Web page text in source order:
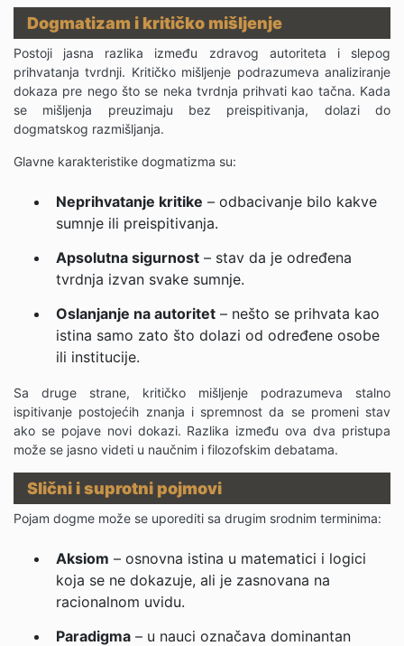
Dogmatizam i kritičko mišljenje
Postoji jasna razlika između zdravog autoriteta i slepog
prihvatanja tvrdnji. Kritičko mišljenje podrazumeva analiziranje
dokaza pre nego što se neka tvrdnja prihvati kao tačna. Kada
se mišljenja preuzimaju bez preispitivanja, dolazi do
dogmatskog razmišljanja.
Glavne karakteristike dogmatizma su:
Neprihvatanje kritike – odbacivanje bilo kakve
sumnje ili preispitivanja.
Apsolutna sigurnost – stav da je određena
tvrdnja izvan svake sumnje.
Oslanjanje na autoritet – nešto se prihvata kao
istina samo zato što dolazi od određene osobe
ili institucije.
Sa druge strane, kritičko mišljenje podrazumeva stalno
ispitivanje postojećih znanja i spremnost da se promeni stav
ako se pojave novi dokazi. Razlika između ova dva pristupa
može se jasno videti u naučnim i filozofskim debatama.
Slični i suprotni pojmovi
Pojam dogme može se uporediti sa drugim srodnim terminima:
Aksiom – osnovna istina u matematici i logici
koja se ne dokazuje, ali je zasnovana na
racionalnom uvidu.
Paradigma – u nauci označava dominantan